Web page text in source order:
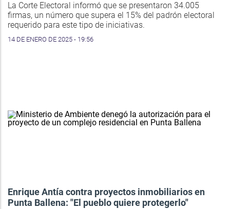
La Corte Electoral informó que se presentaron 34.005
firmas, un número que supera el 15% del padrón electoral
requerido para este tipo de iniciativas.
14 DE ENERO DE 2025 - 19:56
Enrique Antía contra proyectos inmobiliarios en
Punta Ballena: "El pueblo quiere protegerlo"